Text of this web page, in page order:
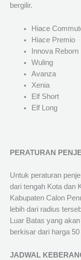
bergilir.
Hiace
Hiace Premio
Innova Reborn
Wuling
Avanza
Xenia
Elf Short
Elf Long
PERATURAN
Untuk peraturan
dari tengah Kota dan
Kabupaten Calon
lebih dari radius
Luar Batas yang
berkisar dari harga
JADWAL